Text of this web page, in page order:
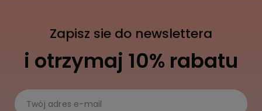
Zapisz sie do newslettera
i otrzymaj 10% rabatu
Twój adres e-mail